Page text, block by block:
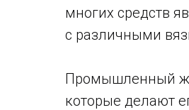
многих средств
с различными
Промышленный
которые делают